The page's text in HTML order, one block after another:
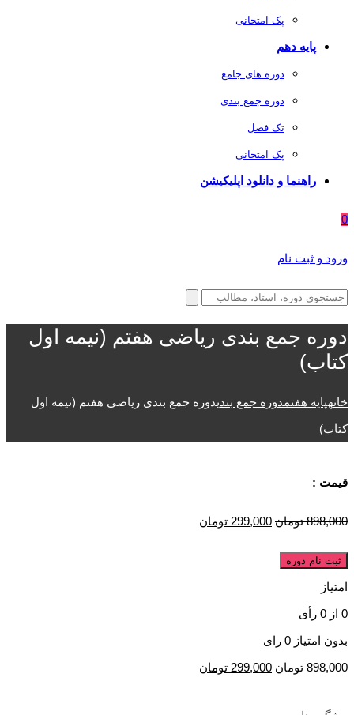
پک امتحانی
پایه دهم
دوره های جامع
دوره جمع بندی
تک فصل
پک امتحانی
راهنما و دانلود اپلیکیشن
0
ورود و ثبت نام
دوره جمع بندی ریاضی هفتم (نیمه اول
کتاب)
خانهپایه هفتمدوره جمع بندیدوره جمع بندی ریاضی هفتم (نیمه اول
کتاب)
قیمت :
898,000 تومان 299,000 تومان
ثبت نام دوره
امتیاز
0 از 0 رأی
بدون امتیاز 0 رای
898,000 تومان 299,000 تومان